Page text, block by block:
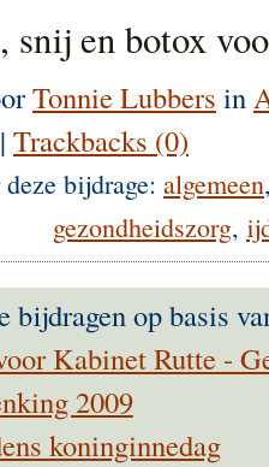
snij en botox
Tonnie Lubbers in
| Trackbacks (0)
bijdrage: algemeen
gezondheidszorg,
bijdragen op basis
Kabinet Rutte -
2009
koninginnedag